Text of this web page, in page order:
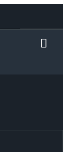
Recherche